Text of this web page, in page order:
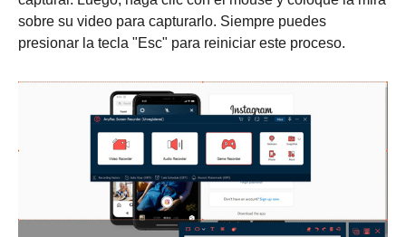
sobre su video para capturarlo. Siempre puedes
presionar la tecla "Esc" para reiniciar este proceso.